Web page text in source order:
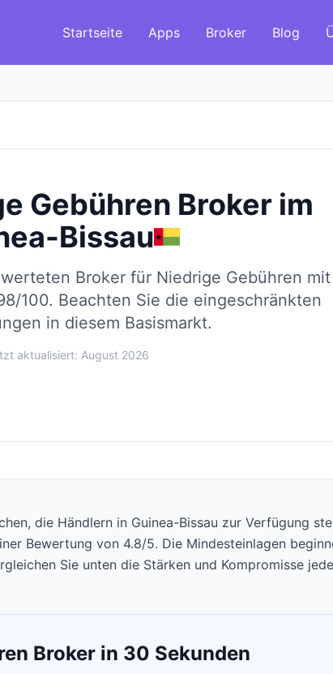
Startseite Apps Broker Blog
Gebühren Broker im
Bissau
Broker für Niedrige Gebühren mit
100. Beachten Sie die eingeschränkten
in diesem Basismarkt.
aktualisiert: August 2026
die Händlern in Guinea-Bissau zur Verfügung
Bewertung von 4.8/5. Die Mindesteinlagen
Sie unten die Stärken und Kompromisse
Broker in 30 Sekunden